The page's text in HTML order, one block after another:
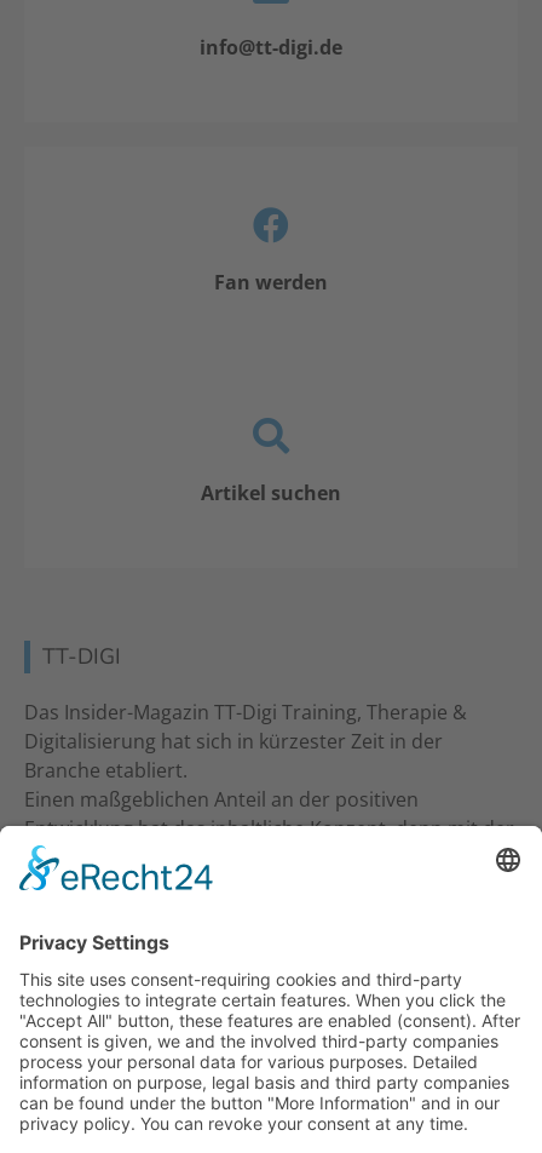
info@tt-digi.de
Fan werden
Artikel suchen
TT-DIGI
Das Insider-Magazin TT-Digi Training, Therapie &
Digitalisierung hat sich in kürzester Zeit in der
Branche etabliert.
Einen maßgeblichen Anteil an der positiven
Entwicklung hat das inhaltliche Konzept, denn mit der
inhaltlichen Ansprache an Studio-Inhaber, Trainer &
Therapeuten wurde ein neuer Standard gesetzt. Ein
KONTAKT
Verlag für Prävention & Gesundheit GmbH
Waldseestraße 27
77731 Willstätt
Telefon: 07852 / 93 55 196